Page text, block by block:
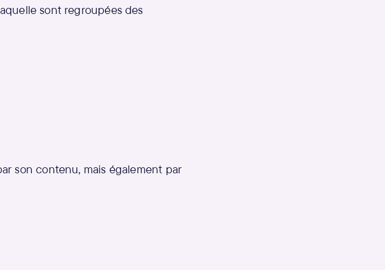
sont regroupées des
son contenu, mais également par